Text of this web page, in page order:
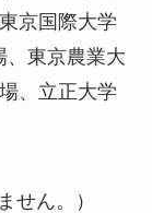
京国際大学
、東京農業大
、立正大学
せん。）